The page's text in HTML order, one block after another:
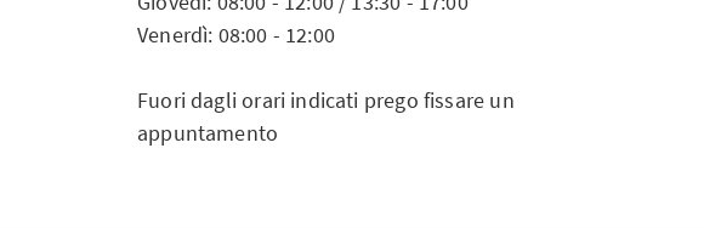
Venerdì: 08:00 - 12:00
Fuori dagli orari indicati prego fissare un
appuntamento